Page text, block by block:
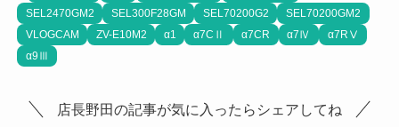
SEL2470GM2
SEL300F28GM SEL70200G2
SEL70200GM2
VLOGCAM
ZV-E10M2 α1 α7CⅡ α7CR α7Ⅳ
α7RⅤ
α9Ⅲ
店長野田の記事が気に入ったらシェアしてね